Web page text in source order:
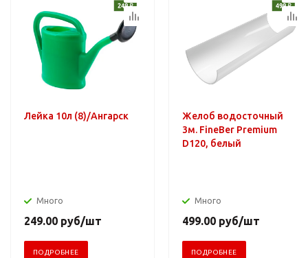
Лейка 10л (8)/Ангарск
Много
249.00 руб/шт
ПОДРОБНЕЕ
Желоб водосточный
3м. FineBer Premium
D120, белый
Много
499.00 руб/шт
ПОДРОБНЕЕ